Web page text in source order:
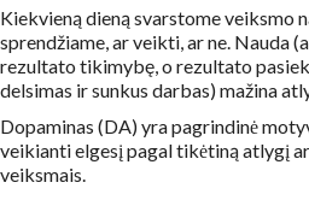
Kiekvieną dieną svarstome veiksmo
sprendžiame, ar veikti, ar ne. Nauda
rezultato tikimybę, o rezultato
delsimas ir sunkus darbas) mažina
Dopaminas (DA) yra pagrindinė
veikianti elgesį pagal tikėtiną atlygį ar
veiksmais.